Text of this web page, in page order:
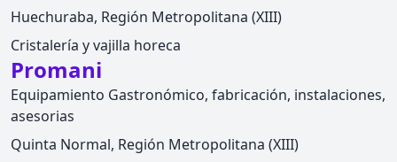
Huechuraba, Región Metropolitana (XIII)
Cristalería y vajilla horeca
Promani
Equipamiento Gastronómico, fabricación, instalaciones,
asesorias
Quinta Normal, Región Metropolitana (XIII)